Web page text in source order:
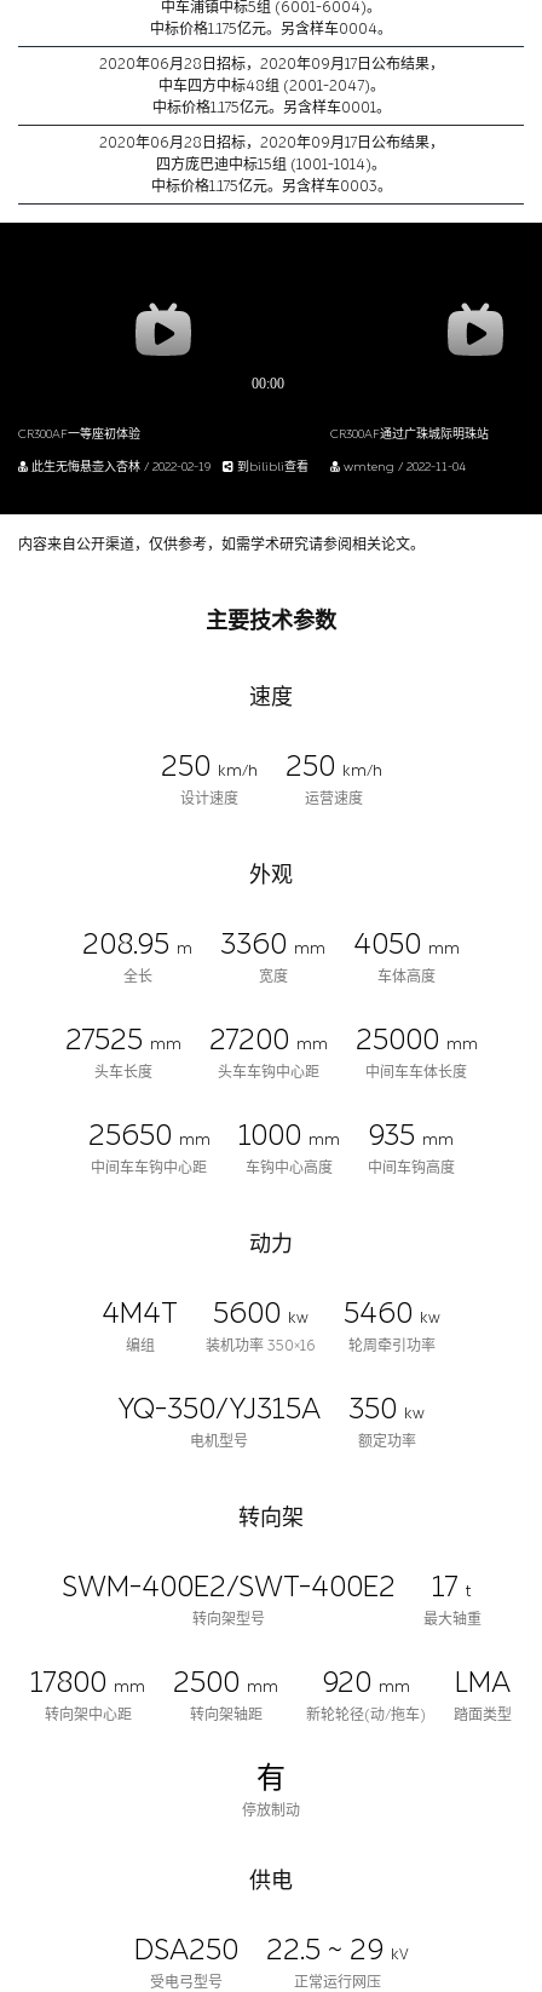
中车浦镇中标5组 (6001-6004)。
中标价格1.175亿元。另含样车0004。
2020年06月28日招标，2020年09月17日公布结果，
中车四方中标48组 (2001-2047)。
中标价格1.175亿元。另含样车0001。
2020年06月28日招标，2020年09月17日公布结果，
四方庞巴迪中标15组 (1001-1014)。
中标价格1.175亿元。另含样车0003。
CR300AF一等座初体验
到bilibli查看
此生无悔悬壶入杏林 / 2022-02-19
CR300AF通过广珠城际明珠站
wmteng / 2022-11-04
内容来自公开渠道，仅供参考，如需学术研究请参阅相关论文。
主要技术参数
速度
250
km/h
设计速度
250
km/h
运营速度
外观
208.95 m
全长
3360 mm
宽度
4050 mm
车体高度
27525 mm
头车长度
27200 mm
头车车钩中心距
25000 mm
中间车车体长度
25650 mm
中间车车钩中心距
1000 mm
车钩中心高度
935 mm
中间车钩高度
动力
4M4T
编组
5600
kw
装机功率 350×16
5460
kw
轮周牵引功率
YQ-350/YJ315A
电机型号
350
kw
额定功率
转向架
SWM-400E2/SWT-400E2
转向架型号
17 t
最大轴重
17800 mm
转向架中心距
2500 mm
转向架轴距
920 mm
新轮轮径(动/拖车)
LMA
踏面类型
有
停放制动
供电
DSA250
受电弓型号
22.5 ~ 29
kV
正常运行网压